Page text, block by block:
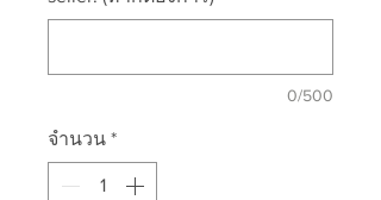
0/500
จำนวน *